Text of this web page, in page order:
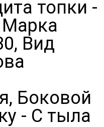
топки -
Вид
Боковой
- С тыла